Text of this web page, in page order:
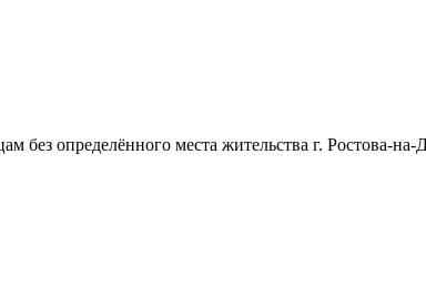
определённого места жительства г. Ростова-на-